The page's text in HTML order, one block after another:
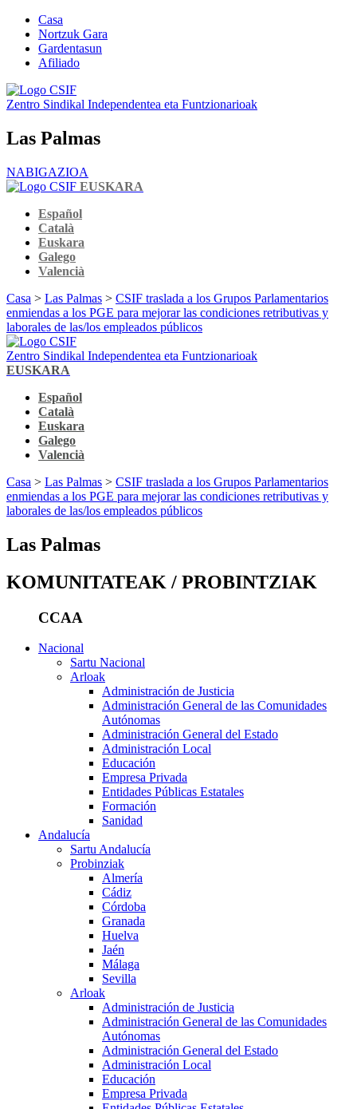
Casa
Nortzuk Gara
Gardentasun
Afiliado
Zentro Sindikal Independentea eta Funtzionarioak
Las Palmas
NABIGAZIOA
EUSKARA
Español
Català
Euskara
Galego
Valencià
Casa > Las Palmas > CSIF traslada a los Grupos Parlamentarios
enmiendas a los PGE para mejorar las condiciones retributivas y
laborales de las/los empleados públicos
Zentro Sindikal Independentea eta Funtzionarioak
EUSKARA
Español
Català
Euskara
Galego
Valencià
Casa > Las Palmas > CSIF traslada a los Grupos Parlamentarios
enmiendas a los PGE para mejorar las condiciones retributivas y
laborales de las/los empleados públicos
Las Palmas
KOMUNITATEAK / PROBINTZIAK
CCAA
Nacional
Sartu Nacional
Arloak
Administración de Justicia
Administración General de las Comunidades
Autónomas
Administración General del Estado
Administración Local
Educación
Empresa Privada
Entidades Públicas Estatales
Formación
Sanidad
Andalucía
Sartu Andalucía
Probinziak
Almería
Cádiz
Córdoba
Granada
Huelva
Jaén
Málaga
Sevilla
Arloak
Administración de Justicia
Administración General de las Comunidades
Autónomas
Administración General del Estado
Administración Local
Educación
Empresa Privada